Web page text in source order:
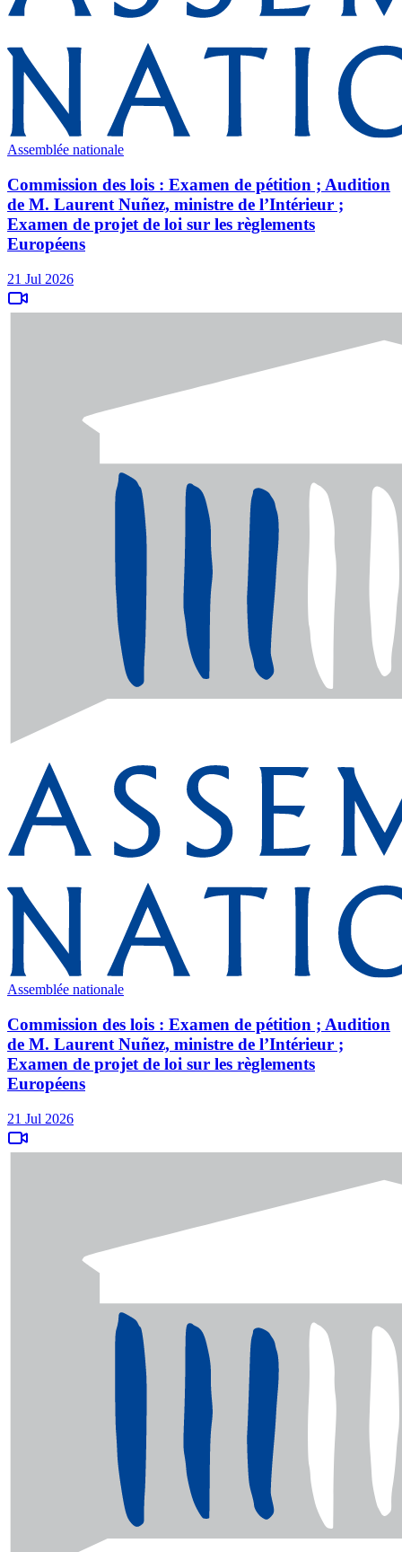
Assemblée nationale
Commission des lois : Examen de pétition ; Audition
de M. Laurent Nuñez, ministre de l’Intérieur ;
Examen de projet de loi sur les règlements
Européens
21 Jul 2026
Assemblée nationale
Commission des lois : Examen de pétition ; Audition
de M. Laurent Nuñez, ministre de l’Intérieur ;
Examen de projet de loi sur les règlements
Européens
21 Jul 2026